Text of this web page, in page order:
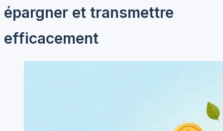
épargner et transmettre
efficacement